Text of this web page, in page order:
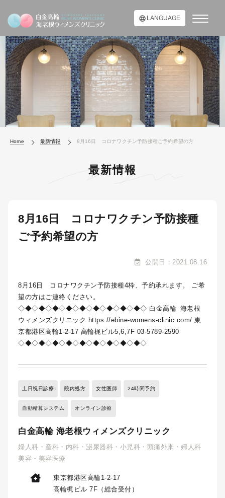
LANGUAGE
Home 最新情報 8月16日 コロナワクチン予防接種ご予約希望の方
最新情報
8月16日 コロナワクチン予防接種
ご予約希望の方
公開日：2021.08.16
8月16日 コロナワクチン予防接種4枠、予約承れます。 ご希
望の方はご連絡ください。
◇◆◇◆◇◆◇◆◇◆◇◆◇◆◇◆◇◆◇ 白金高輪 海老根
ウィメンズクリニック https://ebine-womens-clinic.com/ 東
京都港区高輪1-2-17 高輪梶ビル5,6,7F 03-5789-2590
◇◆◇◆◇◆◇◆◇◆◇◆◇◆◇◆◇◆◇
土日祝日診療 院内処方 女性医師 24時間予約
自動精算システム オンライン診療
白金高輪 海老根ウィメンズクリニック
婦人科・産科・内科・泌尿器科・小児科・頭痛外来・婦人科
美容・美容医療
東京都港区高輪1-2-17
高輪梶ビル 7F（総合受付）